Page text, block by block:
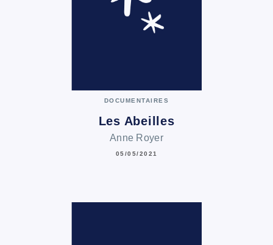
DOCUMENTAIRES
Les Abeilles
Anne Royer
05/05/2021